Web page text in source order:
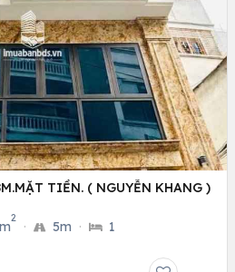
TIỀN. ( NGUYỄN KHANG )
2
· 5m · 1